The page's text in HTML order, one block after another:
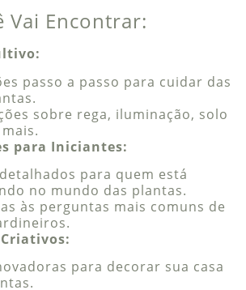
Vai Encontrar:
passo a passo para cuidar das
sobre rega, iluminação, solo
para Iniciantes:
para quem está
no mundo das plantas.
às perguntas mais comuns de
para decorar sua casa